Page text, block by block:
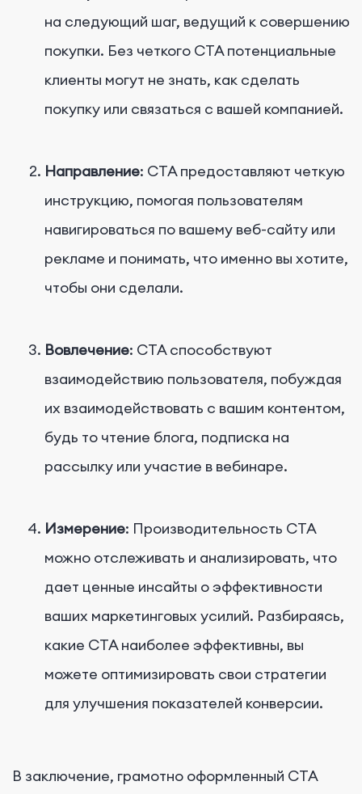
на следующий шаг, ведущий к совершению
покупки. Без четкого CTA потенциальные
клиенты могут не знать, как сделать
покупку или связаться с вашей компанией.
Направление: CTA предоставляют четкую
инструкцию, помогая пользователям
навигироваться по вашему веб-сайту или
рекламе и понимать, что именно вы хотите,
чтобы они сделали.
Вовлечение: CTA способствуют
взаимодействию пользователя, побуждая
их взаимодействовать с вашим контентом,
будь то чтение блога, подписка на
рассылку или участие в вебинаре.
Измерение: Производительность CTA
можно отслеживать и анализировать, что
дает ценные инсайты о эффективности
ваших маркетинговых усилий. Разбираясь,
какие CTA наиболее эффективны, вы
можете оптимизировать свои стратегии
для улучшения показателей конверсии.
В заключение, грамотно оформленный CTA